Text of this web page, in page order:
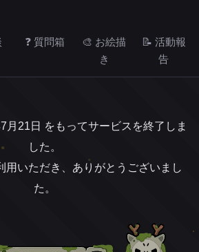
❓ 質問箱
🎨 お絵描
き
📝 活動報
告
月21日 をもってサービスを終了しま
した。
用いただき、ありがとうございまし
た。